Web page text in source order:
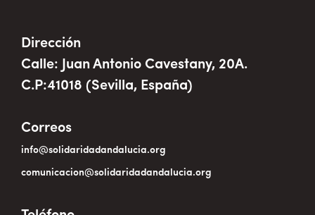
Dirección
Calle: Juan Antonio Cavestany, 20A.
C.P:41018 (Sevilla, España)
Correos
info@solidaridadandalucia.org
comunicacion@solidaridadandalucia.org